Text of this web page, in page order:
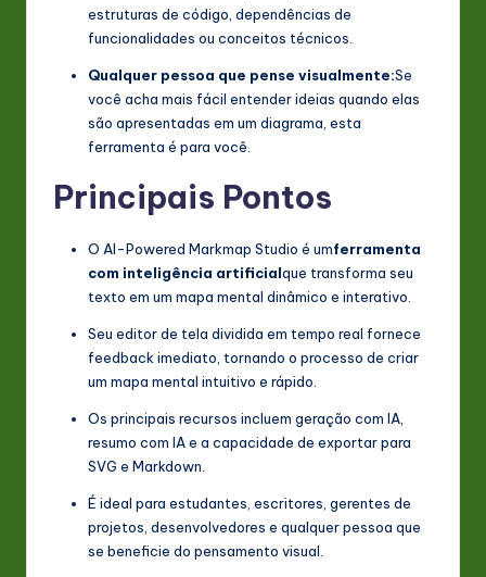
estruturas de código, dependências de
funcionalidades ou conceitos técnicos.
Qualquer pessoa que pense visualmente:Se
você acha mais fácil entender ideias quando elas
são apresentadas em um diagrama, esta
ferramenta é para você.
Principais Pontos
O AI-Powered Markmap Studio é umferramenta
com inteligência artificialque transforma seu
texto em um mapa mental dinâmico e interativo.
Seu editor de tela dividida em tempo real fornece
feedback imediato, tornando o processo de criar
um mapa mental intuitivo e rápido.
Os principais recursos incluem geração com IA,
resumo com IA e a capacidade de exportar para
SVG e Markdown.
É ideal para estudantes, escritores, gerentes de
projetos, desenvolvedores e qualquer pessoa que
se beneficie do pensamento visual.